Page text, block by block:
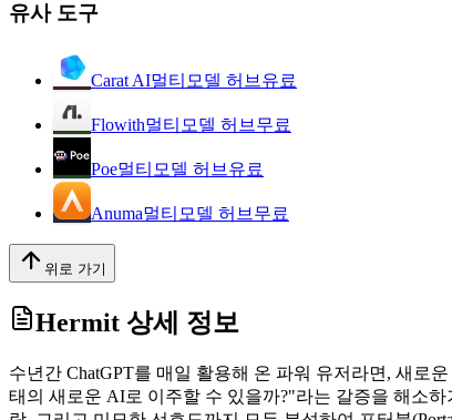
유사 도구
Carat AI멀티모델 허브 유료
Flowith멀티모델 허브 무료
Poe멀티모델 허브 유료
Anuma멀티모델 허브 무료
위로 가기
Hermit 상세 정보
수년간 ChatGPT를 매일 활용해 온 파워 유저라면, 새로
태의 새로운 AI로 이주할 수 있을까?"라는 갈증을 해소